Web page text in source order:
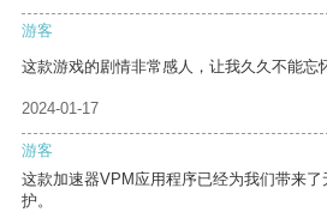
游客
这款游戏的剧情非常感人，让我久久不能忘
2024-01-17
游客
这款加速器VPM应用程序已经为我们带来
护。